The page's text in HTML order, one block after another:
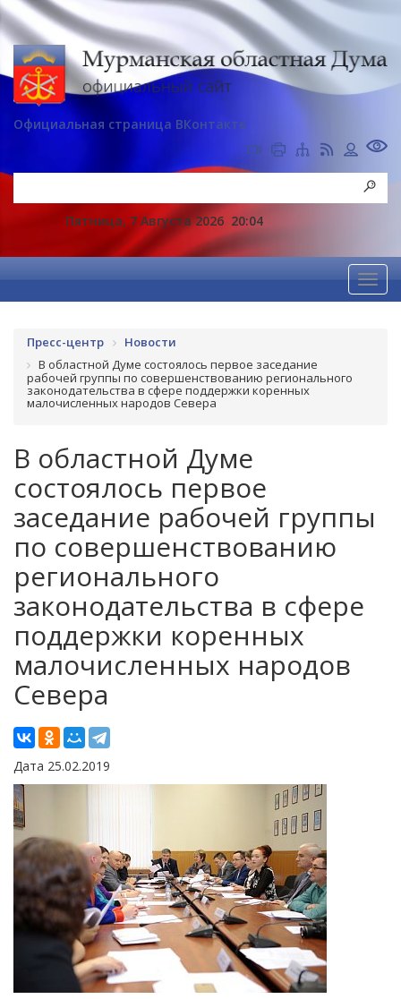
Официальная страница ВКонтакте
Пятница, 7 Августа 2026 20:04
Пресс-центр
Новости
В областной Думе состоялось первое заседание
рабочей группы по совершенствованию регионального
законодательства в сфере поддержки коренных
малочисленных народов Севера
В областной Думе
состоялось первое
заседание рабочей группы
по совершенствованию
регионального
законодательства в сфере
поддержки коренных
малочисленных народов
Севера
Дата 25.02.2019